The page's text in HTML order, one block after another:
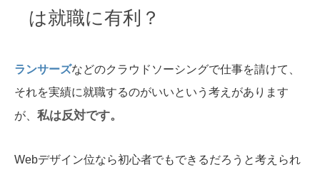
は就職に有利？
ランサーズなどのクラウドソーシングで仕事を請けて、
それを実績に就職するのがいいという考えがあります
が、 私は反対です。
Webデザイン位なら初心者でもできるだろうと考えられ